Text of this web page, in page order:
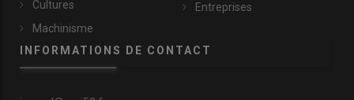
Cultures
Machinisme
Entreprises
INFORMATIONS DE CONTACT